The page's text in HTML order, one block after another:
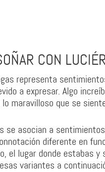
CON
representa
a expresar. Algo
maravilloso que se
se asocian a
diferente en
el lugar donde estabas
variantes a